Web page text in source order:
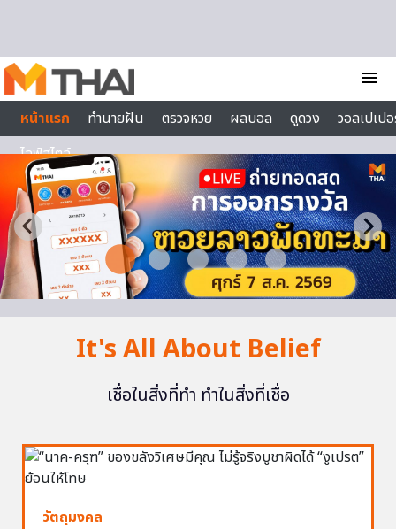
menu
หน้าแรก
ทำนายฝัน ตรวจหวย ผลบอล ดูดวง
วอลเปเป
ไลฟ์สไตล์
It's All About Belief
เชื่อในสิ่งที่ทำ ทำในสิ่งที่เชื่อ
วัตถุมงคล